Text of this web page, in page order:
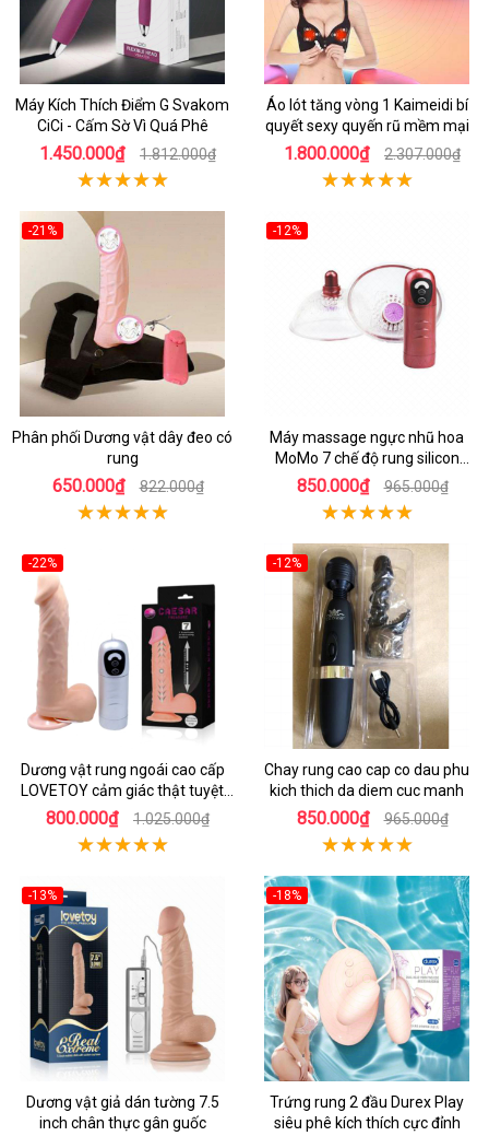
Máy Kích Thích Điểm G Svakom
CiCi - Cấm Sờ Vì Quá Phê
1.450.000₫ 1.812.000₫
Áo lót tăng vòng 1 Kaimeidi bí
quyết sexy quyến rũ mềm mại
1.800.000₫ 2.307.000₫
-21%
Phân phối Dương vật dây đeo có
rung
650.000₫ 822.000₫
-12%
Máy massage ngực nhũ hoa
MoMo 7 chế độ rung silicon
mềm mại
850.000₫ 965.000₫
-22%
Dương vật rung ngoái cao cấp
LOVETOY cảm giác thật tuyệt
vời
800.000₫ 1.025.000₫
-12%
Chay rung cao cap co dau phu
kich thich da diem cuc manh
850.000₫ 965.000₫
-13%
Dương vật giả dán tường 7.5
inch chân thực gân guốc
-18%
Trứng rung 2 đầu Durex Play
siêu phê kích thích cực đỉnh